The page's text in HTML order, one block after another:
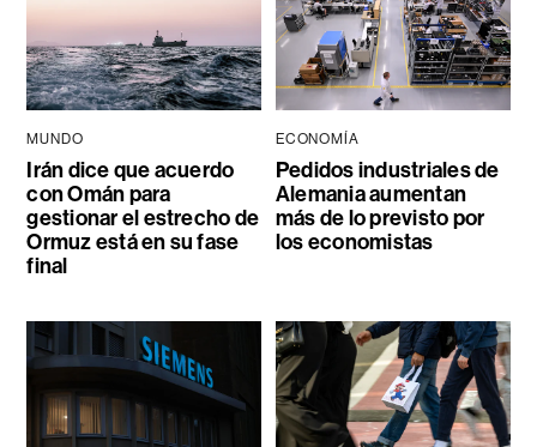
MUNDO
Irán dice que acuerdo
con Omán para
gestionar el estrecho de
Ormuz está en su fase
final
ECONOMÍA
Pedidos industriales de
Alemania aumentan
más de lo previsto por
los economistas